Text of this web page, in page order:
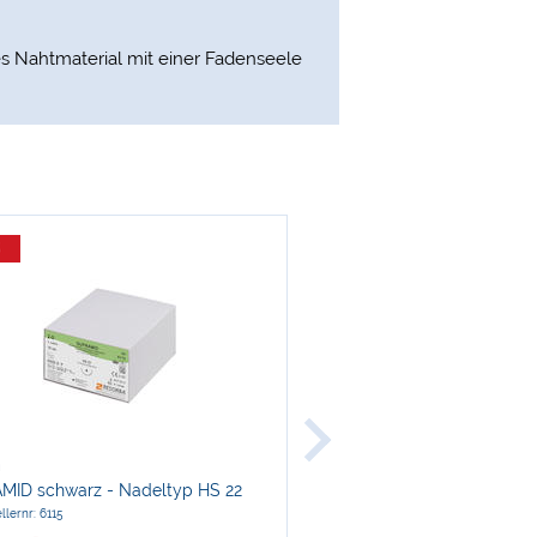
Nahtmaterial mit einer Fadenseele
schwarz - Nadeltyp HS 22
6115